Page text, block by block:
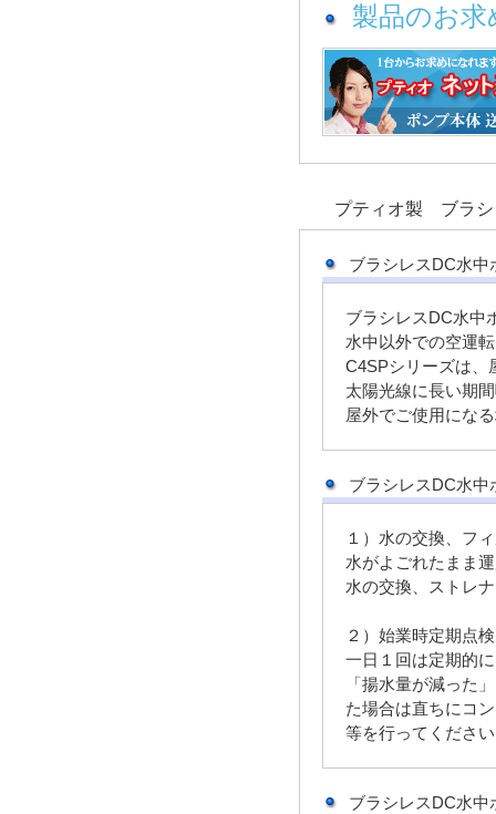
製品のお求
プティオ製 ブラ
ブラシレスDC水中
ブラシレスDC水中
水中以外での空運
C4SPシリーズは、
太陽光線に長い期
屋外でご使用にな
ブラシレスDC水中
１）水の交換、フ
水がよごれたまま
水の交換、ストレ
２）始業時定期点検
一日１回は定期的
「揚水量が減った
た場合は直ちにコ
等を行ってくださ
ブラシレスDC水中